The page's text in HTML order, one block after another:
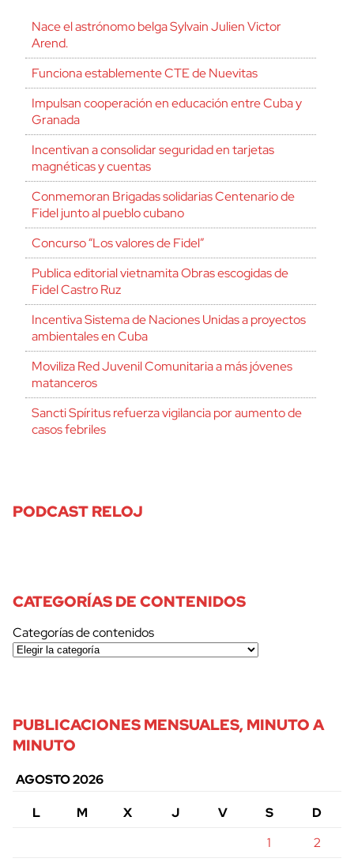
Nace el astrónomo belga Sylvain Julien Victor
Arend.
Funciona establemente CTE de Nuevitas
Impulsan cooperación en educación entre Cuba y
Granada
Incentivan a consolidar seguridad en tarjetas
magnéticas y cuentas
Conmemoran Brigadas solidarias Centenario de
Fidel junto al pueblo cubano
Concurso “Los valores de Fidel”
Publica editorial vietnamita Obras escogidas de
Fidel Castro Ruz
Incentiva Sistema de Naciones Unidas a proyectos
ambientales en Cuba
Moviliza Red Juvenil Comunitaria a más jóvenes
matanceros
Sancti Spíritus refuerza vigilancia por aumento de
casos febriles
PODCAST RELOJ
CATEGORÍAS DE CONTENIDOS
Categorías de contenidos
PUBLICACIONES MENSUALES, MINUTO A
MINUTO
AGOSTO 2026
L
M X J V S
D
1
2